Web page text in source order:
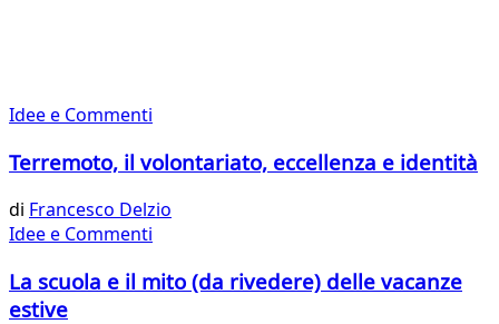
Idee e Commenti
Terremoto, il volontariato, eccellenza e identità
di Francesco Delzio
Idee e Commenti
La scuola e il mito (da rivedere) delle vacanze
estive